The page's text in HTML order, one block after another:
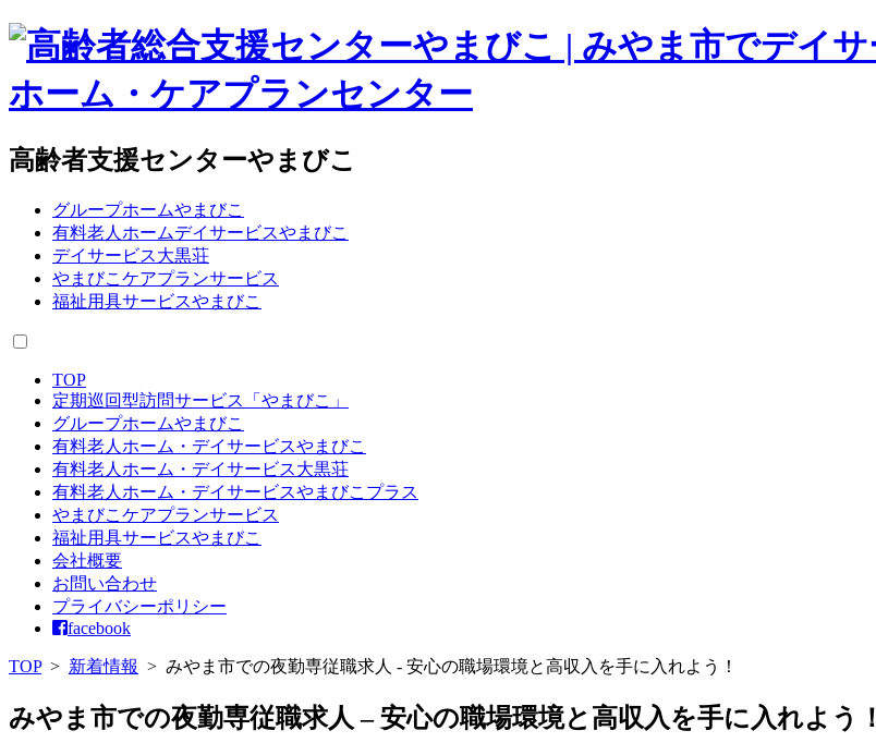
高齢者支援センターやまびこ
グループホームやまびこ
有料老人ホームデイサービスやまびこ
デイサービス大黒荘
やまびこケアプランサービス
福祉用具サービスやまびこ
TOP
定期巡回型訪問サービス「やまびこ」
グループホームやまびこ
有料老人ホーム・デイサービスやまびこ
有料老人ホーム・デイサービス大黒荘
有料老人ホーム・デイサービスやまびこプラス
やまびこケアプランサービス
福祉用具サービスやまびこ
会社概要
お問い合わせ
プライバシーポリシー
facebook
TOP> 新着情報 > みやま市での夜勤専従職求人 - 安心の職場環境と高収入を手に入れよう！
みやま市での夜勤専従職求人 – 安心の職場環境と高収入を手に入れよう！